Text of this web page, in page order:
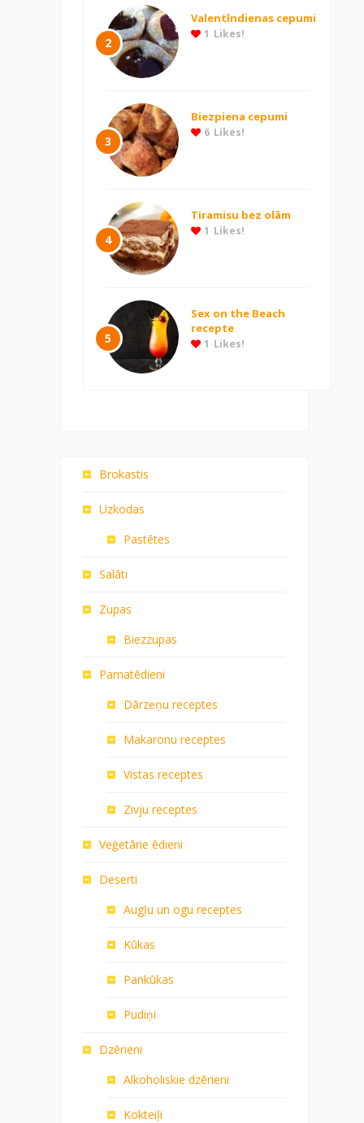
2
Valentīndienas cepumi
1 Likes!
3
Biezpiena cepumi
6 Likes!
4
Tiramisu bez olām
1 Likes!
5
Sex on the Beach
recepte
1 Likes!
Brokastis
Uzkodas
Pastētes
Salāti
Zupas
Biezzupas
Pamatēdieni
Dārzeņu receptes
Makaronu receptes
Vistas receptes
Zivju receptes
Veģetārie ēdieni
Deserti
Augļu un ogu receptes
Kūkas
Pankūkas
Pudiņi
Dzērieni
Alkoholiskie dzērieni
Kokteiļi